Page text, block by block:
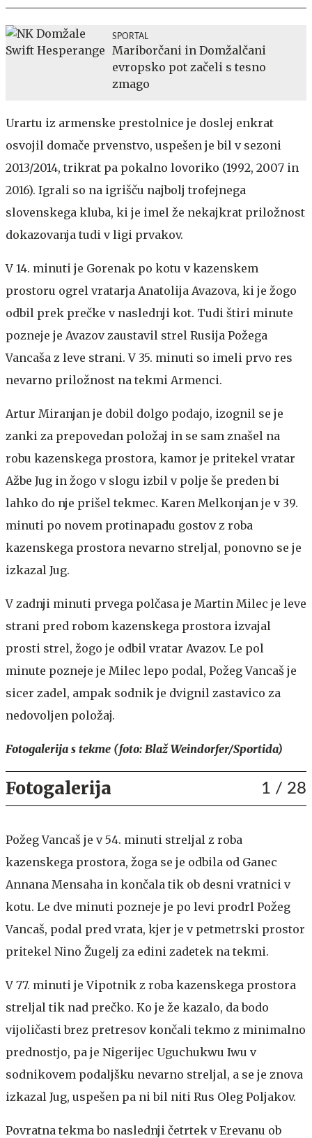
SPORTAL
Mariborčani in Domžalčani
evropsko pot začeli s tesno
zmago
Urartu iz armenske prestolnice je doslej enkrat
osvojil domače prvenstvo, uspešen je bil v sezoni
2013/2014, trikrat pa pokalno lovoriko (1992, 2007 in
2016). Igrali so na igrišču najbolj trofejnega
slovenskega kluba, ki je imel že nekajkrat priložnost
dokazovanja tudi v ligi prvakov.
V 14. minuti je Gorenak po kotu v kazenskem
prostoru ogrel vratarja Anatolija Avazova, ki je žogo
odbil prek prečke v naslednji kot. Tudi štiri minute
pozneje je Avazov zaustavil strel Rusija Požega
Vancaša z leve strani. V 35. minuti so imeli prvo res
nevarno priložnost na tekmi Armenci.
Artur Miranjan je dobil dolgo podajo, izognil se je
zanki za prepovedan položaj in se sam znašel na
robu kazenskega prostora, kamor je pritekel vratar
Ažbe Jug in žogo v slogu izbil v polje še preden bi
lahko do nje prišel tekmec. Karen Melkonjan je v 39.
minuti po novem protinapadu gostov z roba
kazenskega prostora nevarno streljal, ponovno se je
izkazal Jug.
V zadnji minuti prvega polčasa je Martin Milec je leve
strani pred robom kazenskega prostora izvajal
prosti strel, žogo je odbil vratar Avazov. Le pol
minute pozneje je Milec lepo podal, Požeg Vancaš je
sicer zadel, ampak sodnik je dvignil zastavico za
nedovoljen položaj.
Fotogalerija s tekme (foto: Blaž Weindorfer/Sportida)
Fotogalerija 1 / 28
Požeg Vancaš je v 54. minuti streljal z roba
kazenskega prostora, žoga se je odbila od Ganec
Annana Mensaha in končala tik ob desni vratnici v
kotu. Le dve minuti pozneje je po levi prodrl Požeg
Vancaš, podal pred vrata, kjer je v petmetrski prostor
pritekel Nino Žugelj za edini zadetek na tekmi.
V 77. minuti je Vipotnik z roba kazenskega prostora
streljal tik nad prečko. Ko je že kazalo, da bodo
vijoličasti brez pretresov končali tekmo z minimalno
prednostjo, pa je Nigerijec Uguchukwu Iwu v
sodnikovem podaljšku nevarno streljal, a se je znova
izkazal Jug, uspešen pa ni bil niti Rus Oleg Poljakov.
Povratna tekma bo naslednji četrtek v Erevanu ob